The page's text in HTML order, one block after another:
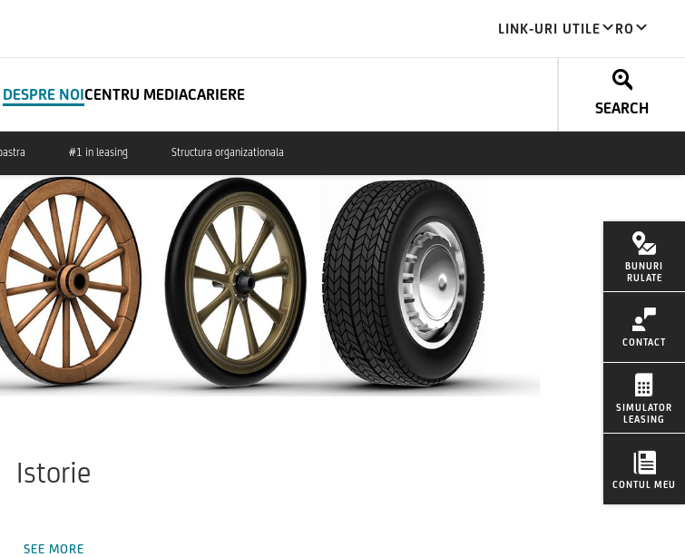
LINK-URI UTILE RO
DESPRE NOICENTRU MEDIACARIERE
SEARCH
#1 in leasing Structura organizationala
BUNURI
RULATE
CONTACT
SIMULATOR
LEASING
CONTUL MEU
SEE MORE
Istorie